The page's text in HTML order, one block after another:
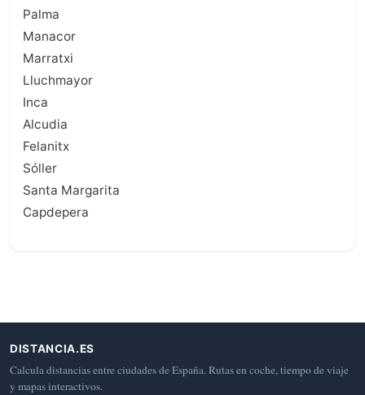
Palma
Manacor
Marratxi
Lluchmayor
Inca
Alcudia
Felanitx
Sóller
Santa Margarita
Capdepera
DISTANCIA.ES
Calcula distancias entre ciudades de España. Rutas en coche, tiempo de viaje
y mapas interactivos.